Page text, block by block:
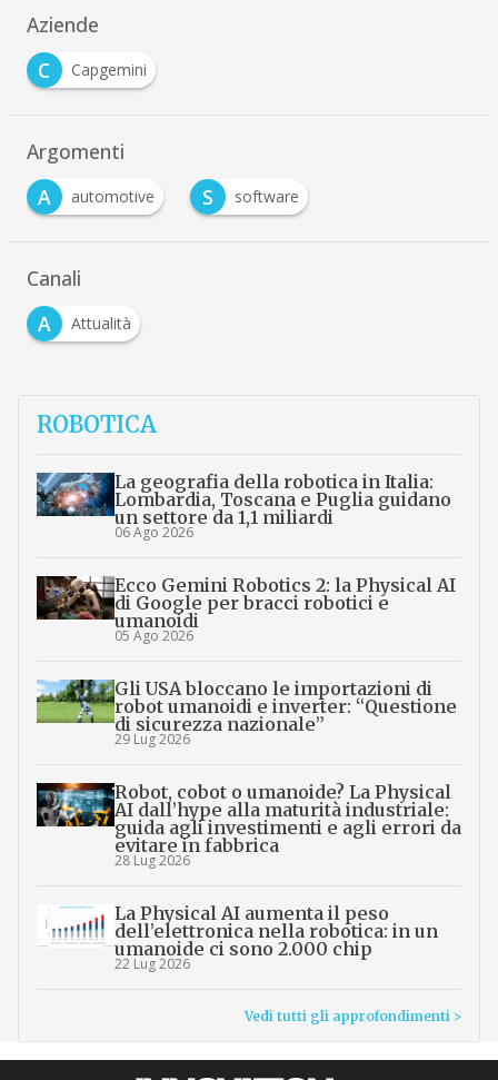
Aziende
C
Capgemini
Argomenti
A
automotive S software
Canali
A
Attualità
ROBOTICA
La geografia della robotica in Italia:
Lombardia, Toscana e Puglia guidano
un settore da 1,1 miliardi
06 Ago 2026
Ecco Gemini Robotics 2: la Physical AI
di Google per bracci robotici e
umanoidi
05 Ago 2026
Gli USA bloccano le importazioni di
robot umanoidi e inverter: “Questione
di sicurezza nazionale”
29 Lug 2026
Robot, cobot o umanoide? La Physical
AI dall’hype alla maturità industriale:
guida agli investimenti e agli errori da
evitare in fabbrica
28 Lug 2026
La Physical AI aumenta il peso
dell’elettronica nella robotica: in un
umanoide ci sono 2.000 chip
22 Lug 2026
Vedi tutti gli approfondimenti >